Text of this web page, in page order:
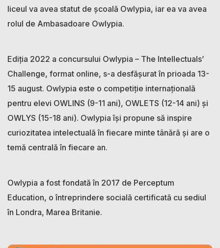
liceul va avea statut de școală Owlypia, iar ea va avea
rolul de Ambasadoare Owlypia.
Ediția 2022 a concursului Owlypia – The Intellectuals’
Challenge, format online, s-a desfășurat în prioada 13-
15 august. Owlypia este o competiție internațională
pentru elevi OWLINS (9-11 ani), OWLETS (12-14 ani) și
OWLYS (15-18 ani). Owlypia își propune să inspire
curiozitatea intelectuală în fiecare minte tânără și are o
temă centrală în fiecare an.
Owlypia a fost fondată în 2017 de Perceptum
Education, o întreprindere socială certificată cu sediul
în Londra, Marea Britanie.